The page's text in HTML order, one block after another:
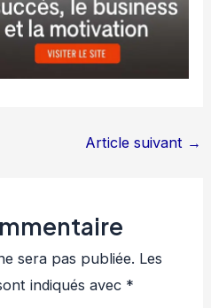
Article suivant →
sera pas publiée. Les
indiqués avec *